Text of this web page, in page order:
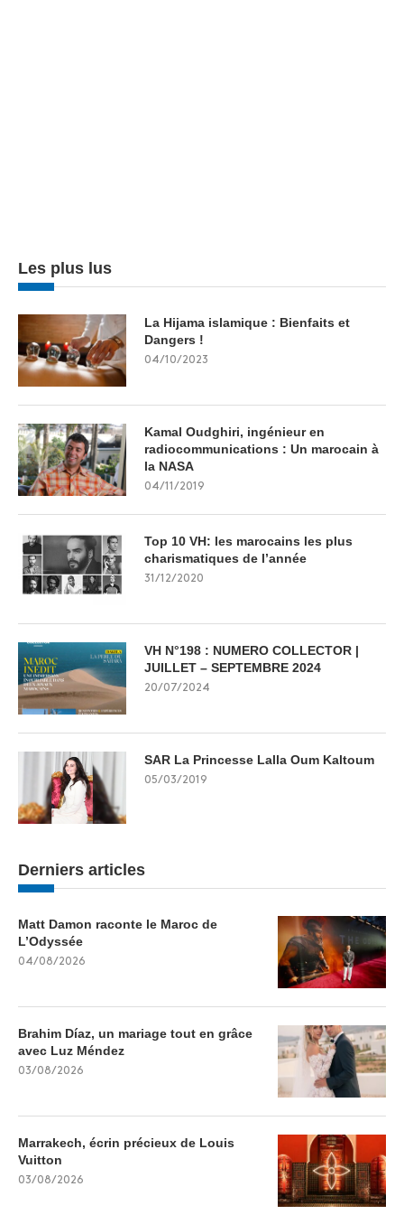
Les plus lus
La Hijama islamique : Bienfaits et
Dangers !
04/10/2023
Kamal Oudghiri, ingénieur en
radiocommunications : Un marocain à
la NASA
04/11/2019
Top 10 VH: les marocains les plus
charismatiques de l’année
31/12/2020
VH N°198 : NUMERO COLLECTOR |
JUILLET – SEPTEMBRE 2024
20/07/2024
SAR La Princesse Lalla Oum Kaltoum
05/03/2019
Derniers articles
Matt Damon raconte le Maroc de
L’Odyssée
04/08/2026
Brahim Díaz, un mariage tout en grâce
avec Luz Méndez
03/08/2026
Marrakech, écrin précieux de Louis
Vuitton
03/08/2026